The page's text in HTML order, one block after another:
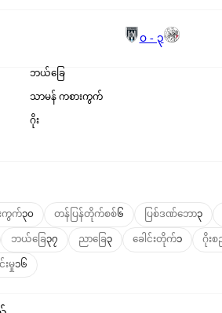
၀ - ၃
ဘယ်ခြေ
သာမန် ကစားကွက်
ဂိုး
ကွက်၃၀ တန်ပြန်တိုက်စစ်၆ ပြစ်ဒဏ်ဘော၃
ဘယ်ခြေ၃၇ ညာခြေ၃ ခေါင်းတိုက်၁ ဂိုး
မှု၁၆